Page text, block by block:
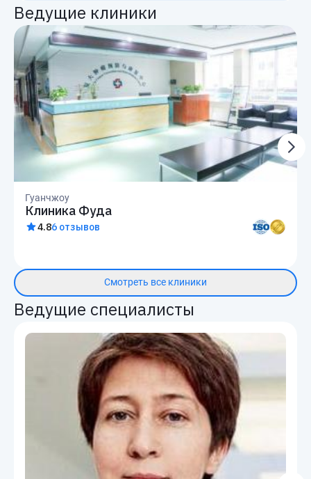
Ведущие клиники
Гуанчжоу
Клиника Фуда
4.86 отзывов
Смотреть все клиники
Ведущие специалисты